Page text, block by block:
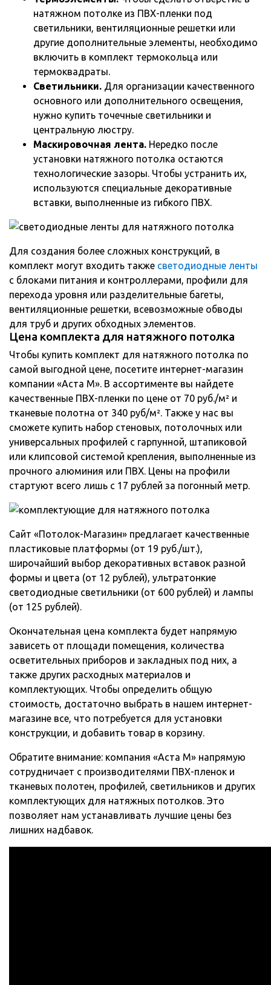
натяжном потолке из ПВХ-пленки под
светильники, вентиляционные решетки или
другие дополнительные элементы, необходимо
включить в комплект термокольца или
термоквадраты.
Светильники. Для организации качественного
основного или дополнительного освещения,
нужно купить точечные светильники и
центральную люстру.
Маскировочная лента. Нередко после
установки натяжного потолка остаются
технологические зазоры. Чтобы устранить их,
используются специальные декоративные
вставки, выполненные из гибкого ПВХ.
Для создания более сложных конструкций, в
комплект могут входить также светодиодные ленты
с блоками питания и контроллерами, профили для
перехода уровня или разделительные багеты,
вентиляционные решетки, всевозможные обводы
для труб и других обходных элементов.
Цена комплекта для натяжного потолка
Чтобы купить комплект для натяжного потолка по
самой выгодной цене, посетите интернет-магазин
компании «Аста М». В ассортименте вы найдете
качественные ПВХ-пленки по цене от 70 руб./м² и
тканевые полотна от 340 руб/м². Также у нас вы
сможете купить набор стеновых, потолочных или
универсальных профилей с гарпунной, штапиковой
или клипсовой системой крепления, выполненные из
прочного алюминия или ПВХ. Цены на профили
стартуют всего лишь с 17 рублей за погонный метр.
Сайт «Потолок-Магазин» предлагает качественные
пластиковые платформы (от 19 руб./шт.),
широчайший выбор декоративных вставок разной
формы и цвета (от 12 рублей), ультратонкие
светодиодные светильники (от 600 рублей) и лампы
(от 125 рублей).
Окончательная цена комплекта будет напрямую
зависеть от площади помещения, количества
осветительных приборов и закладных под них, а
также других расходных материалов и
комплектующих. Чтобы определить общую
стоимость, достаточно выбрать в нашем интернет-
магазине все, что потребуется для установки
конструкции, и добавить товар в корзину.
Обратите внимание: компания «Аста М» напрямую
сотрудничает с производителями ПВХ-пленок и
тканевых полотен, профилей, светильников и других
комплектующих для натяжных потолков. Это
позволяет нам устанавливать лучшие цены без
лишних надбавок.